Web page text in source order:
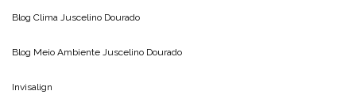
Blog Clima Juscelino Dourado
Blog Meio Ambiente Juscelino Dourado
Invisalign